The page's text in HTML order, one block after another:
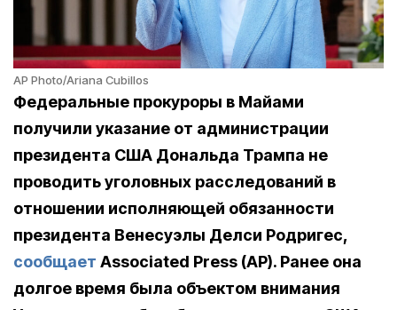
AP Photo/Ariana Cubillos
Федеральные прокуроры в Майами
получили указание от администрации
президента США Дональда Трампа не
проводить уголовных расследований в
отношении исполняющей обязанности
президента Венесуэлы Делси Родригес,
сообщает Associated Press (AP). Ранее она
долгое время была объектом внимания